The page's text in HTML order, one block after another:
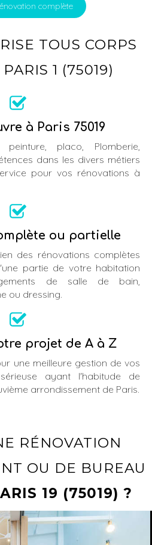
complète
TOUS CORPS
1 (75019)
à Paris 75019
peinture, placo, Plomberie,
dans les divers métiers
pour vos rénovations à
ou partielle
des rénovations complètes
partie de votre habitation
de salle de bain,
ou dressing.
projet de A à Z
une meilleure gestion de vos
ayant l'habitude de
arrondissement de Paris.
RÉNOVATION
OU DE BUREAU
19 (75019) ?